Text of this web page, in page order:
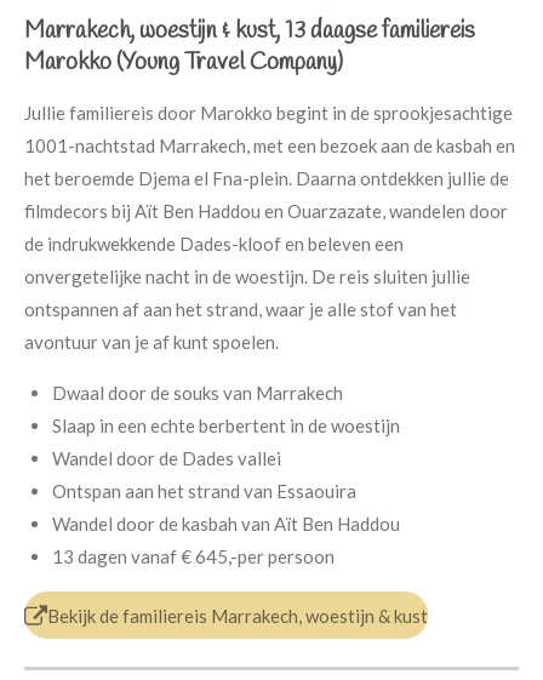
Marrakech, woestijn & kust, 13 daagse familiereis
Marokko (Young Travel Company)
Jullie familiereis door Marokko begint in de sprookjesachtige
1001-nachtstad Marrakech, met een bezoek aan de kasbah en
het beroemde Djema el Fna-plein. Daarna ontdekken jullie de
filmdecors bij Aït Ben Haddou en Ouarzazate, wandelen door
de indrukwekkende Dades-kloof en beleven een
onvergetelijke nacht in de woestijn. De reis sluiten jullie
ontspannen af aan het strand, waar je alle stof van het
avontuur van je af kunt spoelen.
Dwaal door de souks van Marrakech
Slaap in een echte berbertent in de woestijn
Wandel door de Dades vallei
Ontspan aan het strand van Essaouira
Wandel door de kasbah van Aït Ben Haddou
13 dagen vanaf€ 645,-per persoon
Bekijk de familiereis Marrakech, woestijn & kust